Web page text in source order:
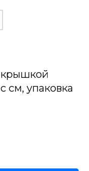
крышкой
см, упаковка